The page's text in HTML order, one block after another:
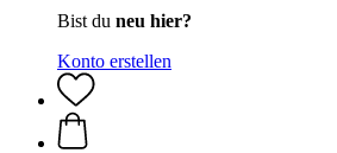
Bist du neu hier?
Konto erstellen